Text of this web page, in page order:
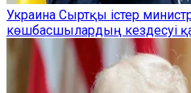
Украина Сыртқы істер
көшбасшылардың кездесуі